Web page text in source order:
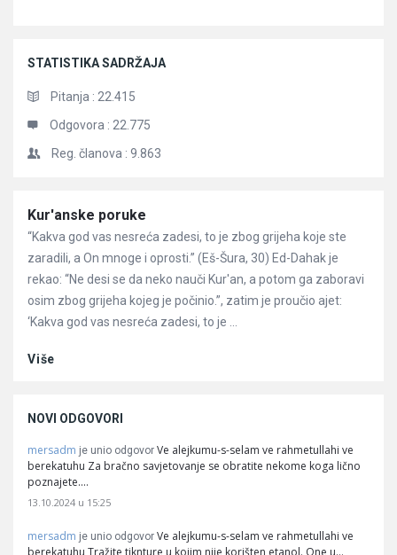
STATISTIKA SADRŽAJA
Pitanja : 22.415
Odgovora : 22.775
Reg. članova : 9.863
Članci
Kur'anske poruke
“Kakva god vas nesreća zadesi, to je zbog grijeha koje ste
zaradili, a On mnoge i oprosti.” (Eš-Šura, 30) Ed-Dahak je
rekao: “Ne desi se da neko nauči Kur'an, a potom ga zaboravi
osim zbog grijeha kojeg je počinio.”, zatim je proučio ajet:
‘Kakva god vas nesreća zadesi, to je ...
Više
NOVI ODGOVORI
mersadm je unio odgovor Ve alejkumu-s-selam ve rahmetullahi ve
berekatuhu Za bračno savjetovanje se obratite nekome koga lično
poznajete.…
13.10.2024 u 15:25
mersadm je unio odgovor Ve alejkumu-s-selam ve rahmetullahi ve
berekatuhu Tražite tiknture u kojim nije korišten etanol. One u…